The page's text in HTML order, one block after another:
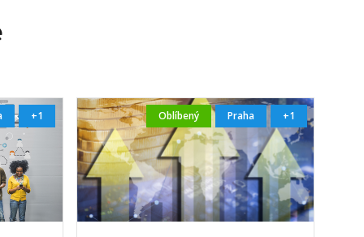
+1 Oblíbený Praha +1